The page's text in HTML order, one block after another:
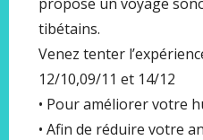
tibétains.
Venez tenter
12/10,09/11 et 14/12
• Pour améliorer votre
• Afin de réduire votre